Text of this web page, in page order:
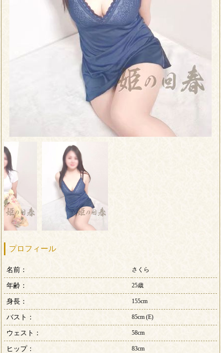
プロフィール
名前： さくら
年齢： 25歳
身長： 155cm
バスト： 85cm (E)
ウェスト： 58cm
ヒップ： 83cm